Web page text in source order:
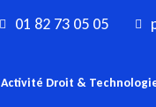
01 82 73 05 05
Activité Droit &